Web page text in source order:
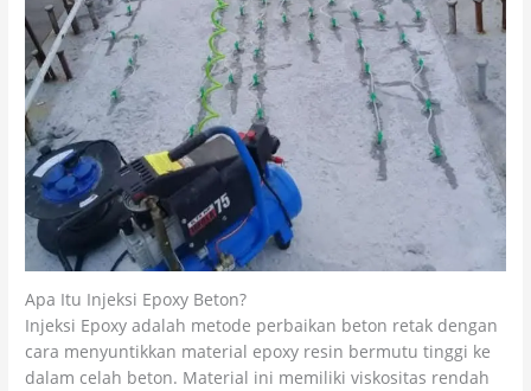
Apa Itu Injeksi Epoxy Beton?
Injeksi Epoxy adalah metode perbaikan beton retak dengan
cara menyuntikkan material epoxy resin bermutu tinggi ke
dalam celah beton. Material ini memiliki viskositas rendah